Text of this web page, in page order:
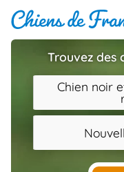
Chiots
Éleveurs
Étalons
Trouvez des
Chien noir